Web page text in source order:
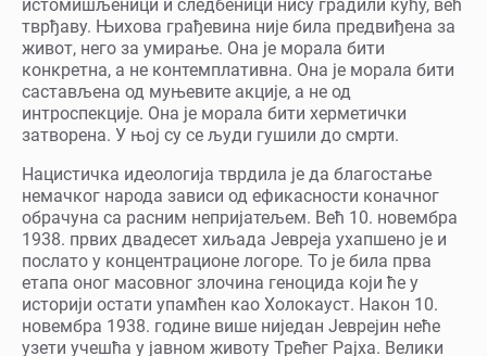
истомишљеници и следбеници нису градили кућу, већ
тврђаву. Њихова грађевина није била предвиђена за
живот, него за умирање. Она је морала бити
конкретна, а не контемплативна. Она је морала бити
састављена од муњевите акције, а не од
интроспекције. Она је морала бити херметички
затворена. У њој су се људи гушили до смрти.
Нацистичка идеологија тврдила је да благостање
немачког народа зависи од ефикасности коначног
обрачуна са расним непријатељем. Већ 10. новембра
1938. првих двадесет хиљада Јевреја ухапшено је и
послато у концентрационе логоре. То је била прва
етапа оног масовног злочина геноцида који ће у
историји остати упамћен као Холокауст. Након 10.
новембра 1938. године више ниједан Јеврејин неће
узети учешћа у јавном животу Трећег Рајха. Велики